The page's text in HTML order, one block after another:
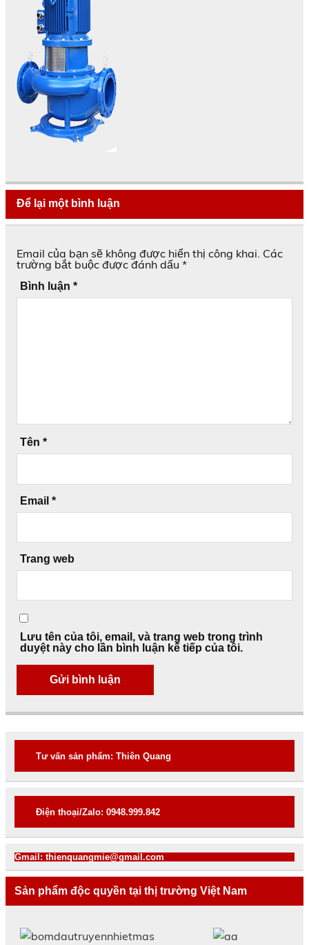
Để lại một bình luận
Email của bạn sẽ không được hiển thị công khai. Các
trường bắt buộc được đánh dấu *
Bình luận *
Tên *
Email *
Trang web
Lưu tên của tôi, email, và trang web trong trình
duyệt này cho lần bình luận kế tiếp của tôi.
Tư vấn sản phẩm: Thiên Quang
Điện thoại/Zalo: 0948.999.842
Gmail: thienquangmie@gmail.com
Sản phẩm độc quyền tại thị trường Việt Nam